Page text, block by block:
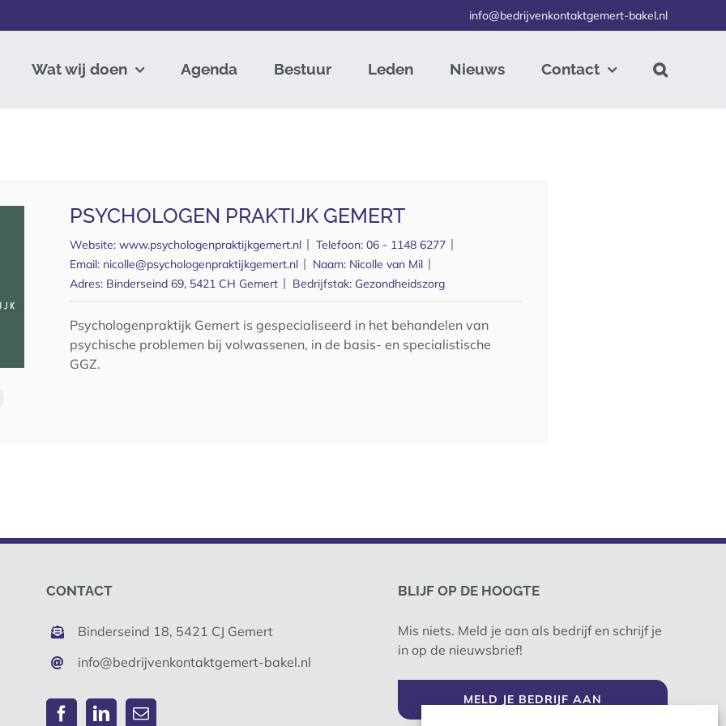
info@bedrijvenkontaktgemert-bakel.nl
Wat wij doen Agenda Bestuur Leden Nieuws Contact
PSYCHOLOGEN PRAKTIJK GEMERT
Website: www.psychologenpraktijkgemert.nl Telefoon: 06 - 1148 6277
Email: nicolle@psychologenpraktijkgemert.nl Naam: Nicolle van Mil
Adres: Binderseind 69, 5421 CH Gemert Bedrijfstak: Gezondheidszorg
Psychologenpraktijk Gemert is gespecialiseerd in het behandelen van
psychische problemen bij volwassenen, in de basis- en specialistische
GGZ.
CONTACT
Binderseind 18, 5421 CJ Gemert
info@bedrijvenkontaktgemert-bakel.nl
BLIJF OP DE HOOGTE
Mis niets. Meld je aan als bedrijf en schrijf je
in op de nieuwsbrief!
MELD JE BEDRIJF AAN